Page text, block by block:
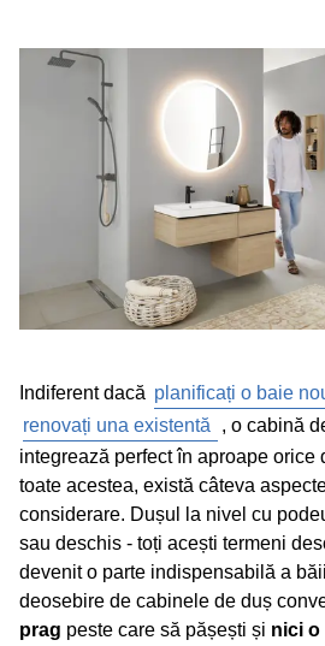
Inspirație pentru idei de duș modern
Soluții Geberit pentru dușuri la nivel
Care este diferența față de o baie fără
Citiți postări similare
Indiferent dacă planificați o baie
renovați una existentă
, o cabină
integrează perfect în aproape orice
toate acestea, există câteva
considerare. Dușul la nivel cu
sau deschis - toți acești termeni
devenit o parte indispensabilă a
deosebire de cabinele de duș
prag peste care să pășești și nici o